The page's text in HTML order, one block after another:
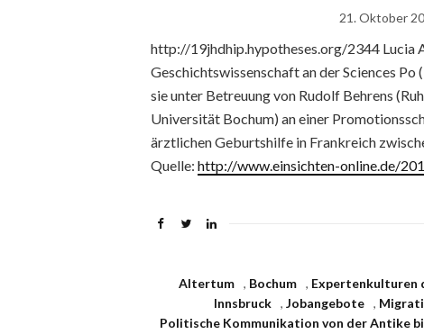
21. Oktober
http://19jhdhip.hypotheses.org/2344 Lucia
Geschichtswissenschaft an der Sciences
sie unter Betreuung von Rudolf Behrens
Universität Bochum) an einer
ärztlichen Geburtshilfe in Frankreich
Quelle: http://www.einsichten-online.de/
Altertum , Bochum , Expertenkulturen
Innsbruck
, Jobangebote ,
Politische Kommunikation von der Antike